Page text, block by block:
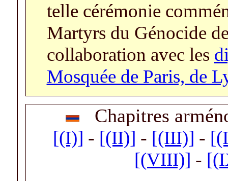
telle cérémonie
Martyrs du Génocide
collaboration avec les
Mosquée de Paris, de
Chapitres
[(I)] - [(II)] - [(III)] -
[(VIII)] -